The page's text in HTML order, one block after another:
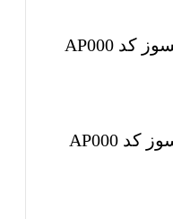
خرید اینترنتی آجر نما نسوز کد AP000
شرایط خرید آجر نما نسوز کد AP000